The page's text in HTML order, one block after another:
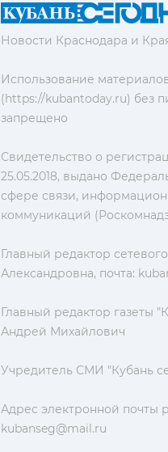
Новости Краснодара и
Использование
(https://kubantoday.ru) без
запрещено
Свидетельство о
25.05.2018, выдано
сфере связи,
коммуникаций
Главный редактор
Александровна, почта:
Главный редактор газеты
Андрей Михайлович
Учредитель СМИ "Кубань
Адрес электронной почты
kubanseg@mail.ru